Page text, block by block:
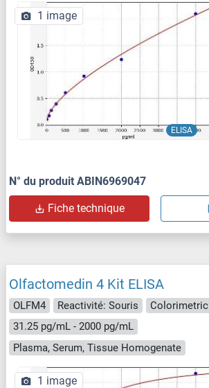
ELISA
1 image
N° du produit ABIN6969047
Fiche technique
Olfactomedin 4 Kit ELISA
OLFM4 Reactivité: Souris Colorimetric
31.25 pg/mL - 2000 pg/mL
Plasma, Serum, Tissue Homogenate
1 image